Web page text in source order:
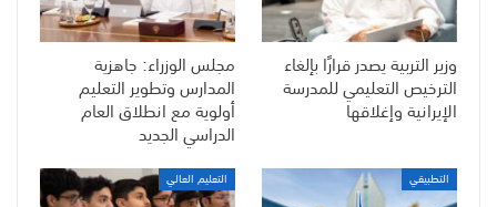
وزير التربية يصدر قرارًا بإلغاء
الترخيص التعليمي للمدرسة
الإيرانية وإغلاقها
مجلس الوزراء: جاهزية
المدارس وتطوير التعليم
أولوية مع انطلاق العام
الدراسي الجديد
التطبيقي التعليم العالي